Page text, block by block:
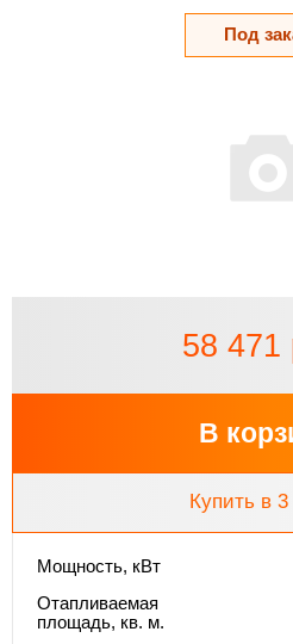
Под
58 471
В
Купить в 3
Мощность, кВт
Отапливаемая
площадь, кв. м.